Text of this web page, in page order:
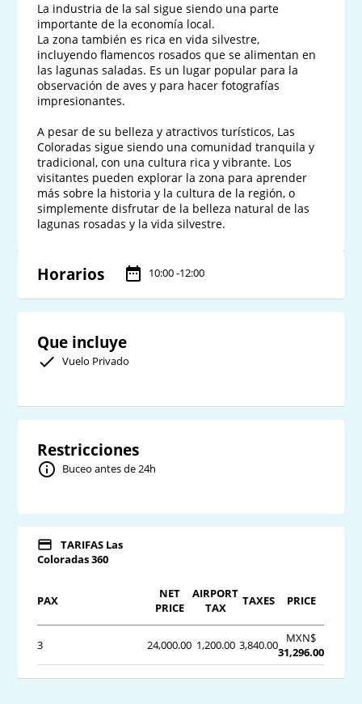
La industria de la sal sigue siendo una parte
importante de la economía local.
La zona también es rica en vida silvestre,
incluyendo flamencos rosados que se alimentan en
las lagunas saladas. Es un lugar popular para la
observación de aves y para hacer fotografías
impresionantes.
A pesar de su belleza y atractivos turísticos, Las
Coloradas sigue siendo una comunidad tranquila y
tradicional, con una cultura rica y vibrante. Los
visitantes pueden explorar la zona para aprender
más sobre la historia y la cultura de la región, o
simplemente disfrutar de la belleza natural de las
lagunas rosadas y la vida silvestre.
Horarios 10:00 -12:00
Que incluye
Vuelo Privado
Restricciones
Buceo antes de 24h
TARIFAS Las
Coloradas 360
PAX
NET
PRICE
AIRPORT
TAX
TAXES PRICE
3 24,000.00 1,200.00 3,840.00
MXN$
31,296.00